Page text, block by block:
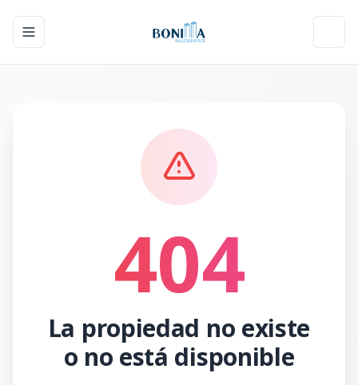
Toggle navigation menu
404
La propiedad no existe
o no está disponible